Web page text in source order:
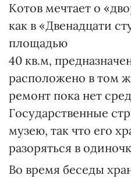
Котов мечтает о
как в «Двенадцати
площадью
40 кв.м,
расположено в том
ремонт пока нет
Государственные
музею, так что его
разоряться в
Во время беседы